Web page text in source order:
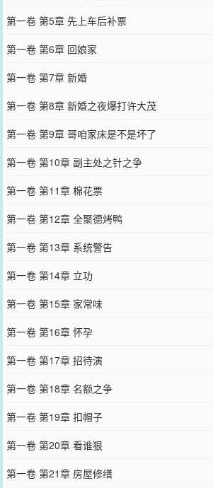
第一卷 第5章 先上车后补票
第一卷 第6章 回娘家
第一卷 第7章 新婚
第一卷 第8章 新婚之夜爆打许大茂
第一卷 第9章 哥咱家床是不是坏了
第一卷 第10章 副主处之针之争
第一卷 第11章 棉花票
第一卷 第12章 全聚德烤鸭
第一卷 第13章 系统警告
第一卷 第14章 立功
第一卷 第15章 家常味
第一卷 第16章 怀孕
第一卷 第17章 招待演
第一卷 第18章 名额之争
第一卷 第19章 扣帽子
第一卷 第20章 看谁狠
第一卷 第21章 房屋修缮